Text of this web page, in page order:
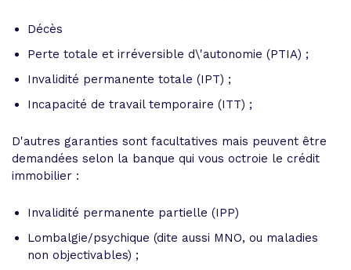
Décès
Perte totale et irréversible d\'autonomie (PTIA) ;
Invalidité permanente totale (IPT) ;
Incapacité de travail temporaire (ITT) ;
D'autres garanties sont facultatives mais peuvent être
demandées selon la banque qui vous octroie le crédit
immobilier :
Invalidité permanente partielle (IPP)
Lombalgie/psychique (dite aussi MNO, ou maladies
non objectivables) ;